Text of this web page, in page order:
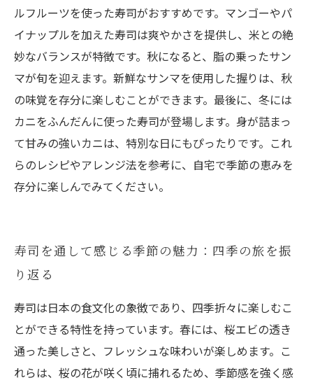
ルフルーツを使った寿司がおすすめです。マンゴーやパ
イナップルを加えた寿司は爽やかさを提供し、米との絶
妙なバランスが特徴です。秋になると、脂の乗ったサン
マが旬を迎えます。新鮮なサンマを使用した握りは、秋
の味覚を存分に楽しむことができます。最後に、冬には
カニをふんだんに使った寿司が登場します。身が詰まっ
て甘みの強いカニは、特別な日にもぴったりです。これ
らのレシピやアレンジ法を参考に、自宅で季節の恵みを
存分に楽しんでみてください。
寿司を通して感じる季節の魅力：四季の旅を振
り返る
寿司は日本の食文化の象徴であり、四季折々に楽しむこ
とができる特性を持っています。春には、桜エビの透き
通った美しさと、フレッシュな味わいが楽しめます。こ
れらは、桜の花が咲く頃に捕れるため、季節感を強く感